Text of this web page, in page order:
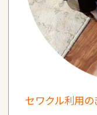
セワクル利用の